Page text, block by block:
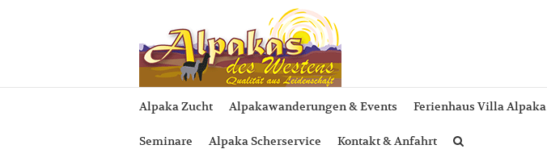
Alpaka Zucht Alpakawanderungen & Events Ferienhaus Villa Alpaka
Seminare Alpaka Scherservice Kontakt & Anfahrt